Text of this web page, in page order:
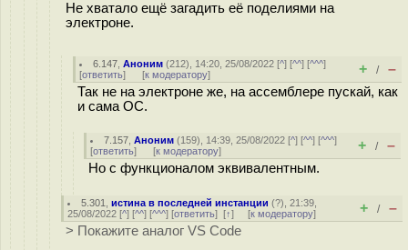
Не хватало ещё загадить её поделиями на
электроне.
6.147 ,Аноним (212), 14:20, 25/08/2022 [^] [^^] [^^^]
[ответить] [к модератору] + / –
Так не на электроне же, на ассемблере пускай, как
и сама ОС.
7.157 ,Аноним (159), 14:39, 25/08/2022 [^] [^^] [^^^]
[ответить] [к модератору] + / –
Но с функционалом эквивалентным.
5.301 ,истина в последней инстанции (?), 21:39,
25/08/2022 [^] [^^] [^^^] [ответить] [↑] [к модератору] + / –
> Покажите аналог VS Code